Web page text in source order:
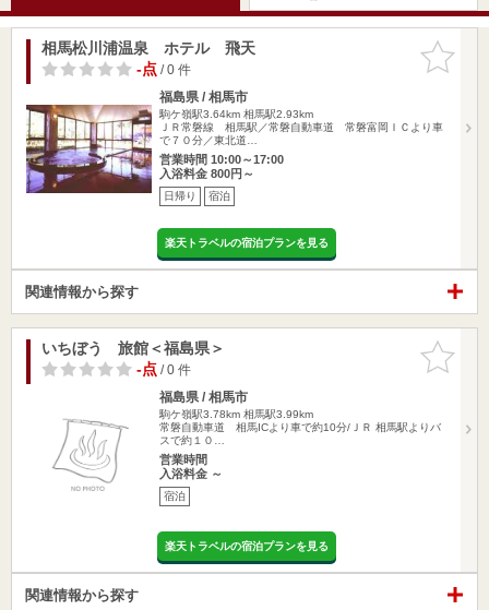
お気に入
りに追加
相馬松川浦温泉 ホテル 飛天
-点/ 0 件
福島県 / 相馬市
駒ケ嶺駅3.64km 相馬駅2.93km
ＪＲ常磐線 相馬駅／常磐自動車道 常磐富岡ＩＣより車
で７０分／東北道…
営業時間 10:00～17:00
入浴料金 800円～
日帰り 宿泊
楽天トラベルの宿泊プランを見る
関連情報から探す
お気に入
りに追加
いちぼう 旅館＜福島県＞
-点/ 0 件
福島県 / 相馬市
駒ケ嶺駅3.78km 相馬駅3.99km
常磐自動車道 相馬ICより車で約10分/ＪＲ 相馬駅よりバ
スで約１０…
営業時間
入浴料金 ～
宿泊
楽天トラベルの宿泊プランを見る
関連情報から探す